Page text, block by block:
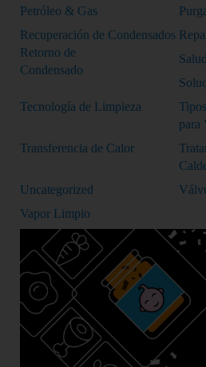
Petróleo & Gas
Recuperación de Condensados
Retorno de
Condensado
Tecnología de Limpieza
para
Transferencia de Calor
Uncategorized
Vapor Limpio